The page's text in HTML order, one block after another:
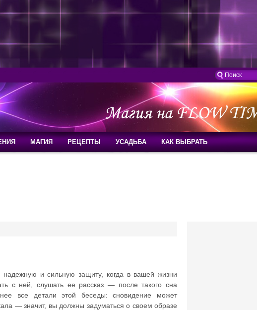
МАГИЯ РЕЦЕПТЫ УСАДЬБА КАК ВЫБРАТЬ
и сильную защиту, когда в вашей жизни
с ней, слушать ее рассказ — после такого сна
все детали этой беседы: сновидение может
— значит, вы должны задуматься о своем образе